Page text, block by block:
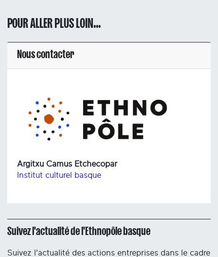
POUR ALLER PLUS LOIN...
Nous contacter
Argitxu Camus Etchecopar
Institut culturel basque
Suivez l'actualité de l'Ethnopôle basque
Suivez l'actualité des actions entreprises dans le cadre